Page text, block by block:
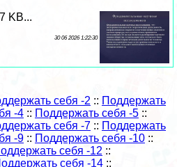
KB...
30 06 2026 1:22:30
себя -2 :: Поддержать
-4 :: Поддержать себя -5 ::
себя -7 :: Поддержать
-9 :: Поддержать себя -10 ::
себя -12 ::
себя -14 ::